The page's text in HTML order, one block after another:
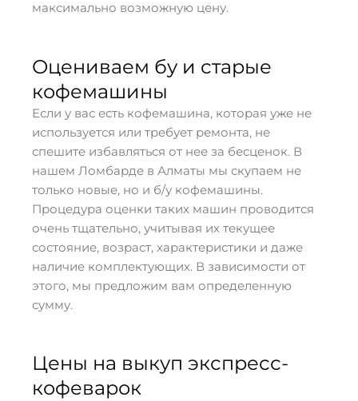
максимально возможную цену.
Оцениваем бу и старые
кофемашины
Если у вас есть кофемашина, которая уже не
используется или требует ремонта, не
спешите избавляться от нее за бесценок. В
нашем Ломбарде в Алматы мы скупаем не
только новые, но и б/у кофемашины.
Процедура оценки таких машин проводится
очень тщательно, учитывая их текущее
состояние, возраст, характеристики и даже
наличие комплектующих. В зависимости от
этого, мы предложим вам определенную
сумму.
Цены на выкуп экспресс-
кофеварок